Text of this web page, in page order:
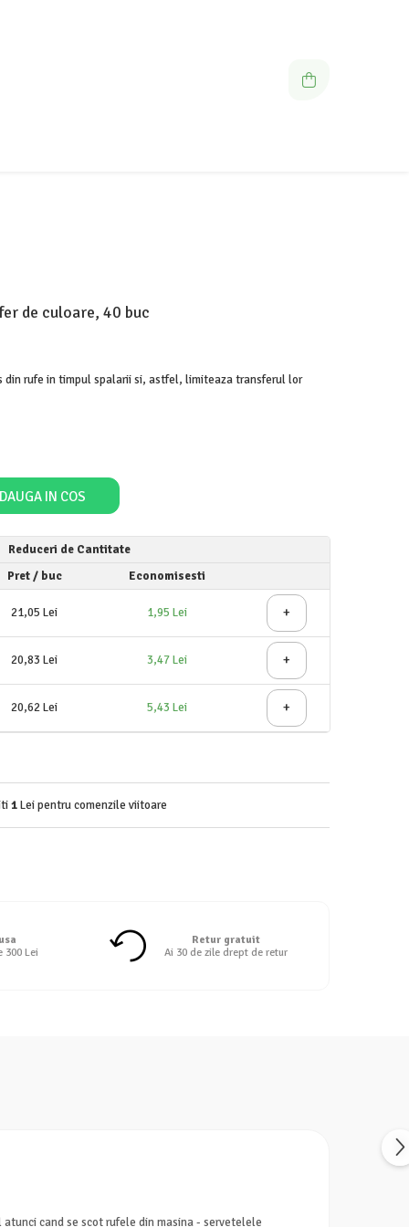
de culoare, 40 buc
din rufe in timpul spalarii si, astfel, limiteaza transferul lor
IN COS
Reduceri de Cantitate
Pret/ buc Economisesti
21,05 Lei 1,95 Lei +
20,83 Lei 3,47 Lei +
20,62 Lei 5,43 Lei +
1Lei pentru comenzile viitoare
300 Lei
Retur gratuit
Ai 30 de zile drept de retur
cand se scot rufele din masina - servetelele